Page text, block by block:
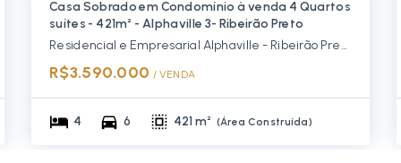
Casa Sobrado em Condomínio à venda 4 Quartos
suítes - 421m² - Alphaville 3- Ribeirão Preto
Residencial e Empresarial Alphaville - Ribeirão Preto/SP, Zona Sul
R$3.590.000 / VENDA
4 6 421 m² (Área Construída)